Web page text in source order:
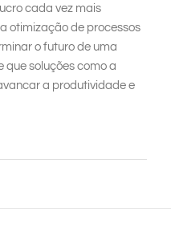
cada vez mais
otimização de processos
o futuro de uma
que soluções como a
a produtividade e